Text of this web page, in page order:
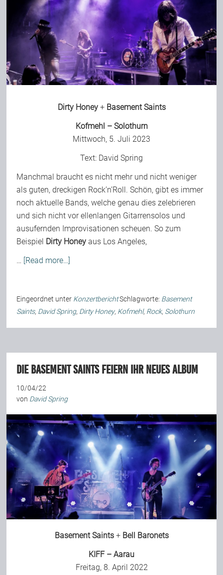
Dirty Honey + Basement Saints
Kofmehl – Solothurn
Mittwoch, 5. Juli 2023
Text: David Spring
Manchmal braucht es nicht mehr und nicht weniger
als guten, dreckigen Rock’n’Roll. Schön, gibt es immer
noch aktuelle Bands, welche genau dies zelebrieren
und sich nicht vor ellenlangen Gitarrensolos und
ausufernden Improvisationen scheuen. So zum
Beispiel Dirty Honey aus Los Angeles,
… [Read more…]
Eingeordnet unter KonzertberichtSchlagworte: Basement
Saints, David Spring, Dirty Honey, Kofmehl, Rock, Solothurn
Die Basement Saints feiern ihr neues Album
10/04/22
von David Spring
Basement Saints + Bell Baronets
KIFF – Aarau
Freitag, 8. April 2022